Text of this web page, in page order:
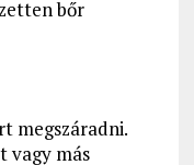
bőr
megszáradni.
vagy más